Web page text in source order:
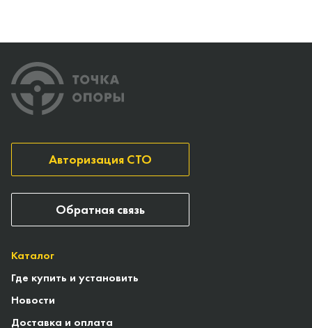
Каталог
Где купить и установить
Новости
Доставка и оплата
Авторизация СТО
Обратная связь